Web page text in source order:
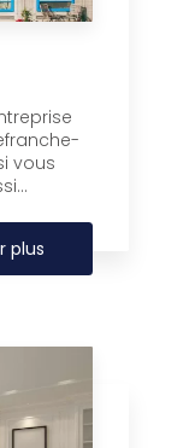
vous
plus